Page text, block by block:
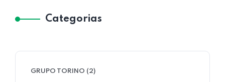
Categorias
GRUPO TORINO (2)